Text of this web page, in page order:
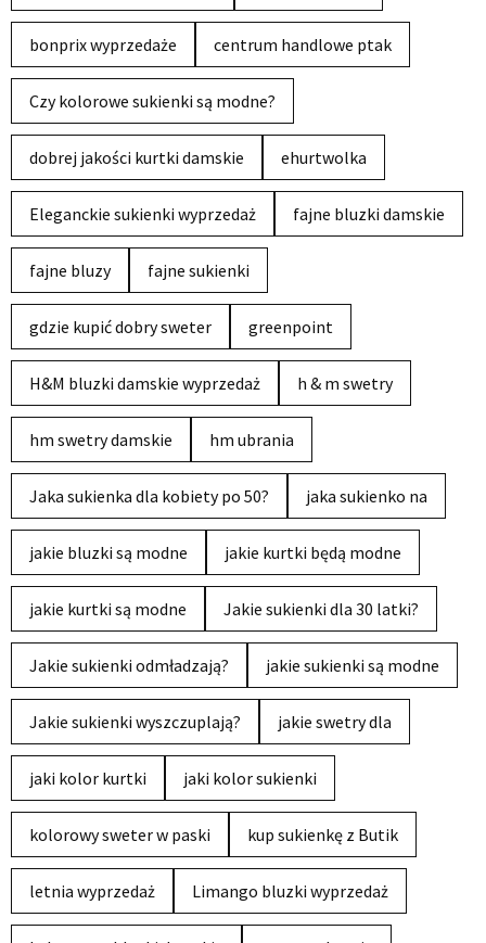
bonprix wyprzedaże centrum handlowe ptak
Czy kolorowe sukienki są modne?
dobrej jakości kurtki damskie ehurtwolka
Eleganckie sukienki wyprzedaż fajne bluzki damskie
fajne bluzy fajne sukienki
gdzie kupić dobry sweter greenpoint
H&M bluzki damskie wyprzedaż h & m swetry
hm swetry damskie hm ubrania
Jaka sukienka dla kobiety po 50? jaka sukienko na
jakie bluzki są modne jakie kurtki będą modne
jakie kurtki są modne Jakie sukienki dla 30 latki?
Jakie sukienki odmładzają? jakie sukienki są modne
Jakie sukienki wyszczuplają? jakie swetry dla
jaki kolor kurtki jaki kolor sukienki
kolorowy sweter w paski kup sukienkę z Butik
letnia wyprzedaż Limango bluzki wyprzedaż